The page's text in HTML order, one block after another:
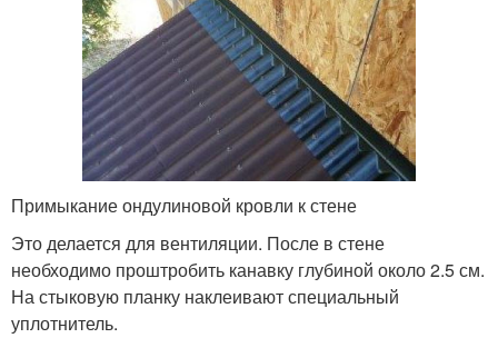
Примыкание ондулиновой кровли к стене
Это делается для вентиляции. После в стене
необходимо проштробить канавку глубиной около 2.5 см.
На стыковую планку наклеивают специальный
уплотнитель.